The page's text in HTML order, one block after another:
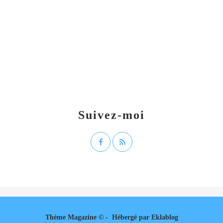
Suivez-moi
Thème Magazine © - Hébergé par Eklablog